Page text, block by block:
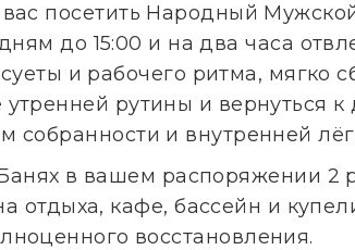
посетить Народный
до 15:00 и на два часа
и рабочего ритма, мягко
рутины и вернуться к
собранности и внутренней
в вашем распоряжении 2
отдыха, кафе, бассейн и
восстановления.